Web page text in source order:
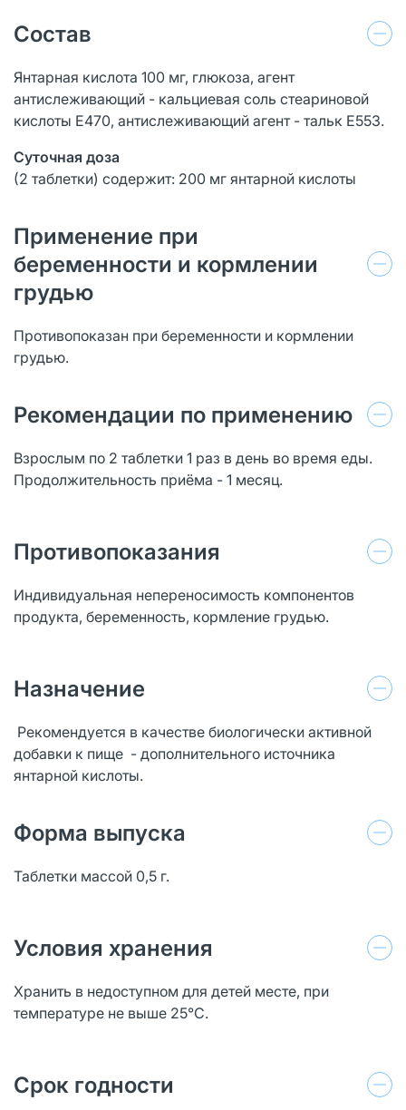
Состав
Янтарная кислота 100 мг, глюкоза, агент
антислеживающий - кальциевая соль стеариновой
кислоты Е470, антислеживающий агент - тальк Е553.
Суточная доза
(2 таблетки) содержит: 200 мг янтарной кислоты
Применение при
беременности и кормлении
грудью
Противопоказан при беременности и кормлении
грудью.
Рекомендации по применению
Взрослым по 2 таблетки 1 раз в день во время еды.
Продолжительность приёма - 1 месяц.
Противопоказания
Индивидуальная непереносимость компонентов
продукта, беременность, кормление грудью.
Назначение
Рекомендуется в качестве биологически активной
добавки к пище - дополнительного источника
янтарной кислоты.
Форма выпуска
Таблетки массой 0,5 г.
Условия хранения
Хранить в недоступном для детей месте, при
температуре не выше 25°С.
Срок годности